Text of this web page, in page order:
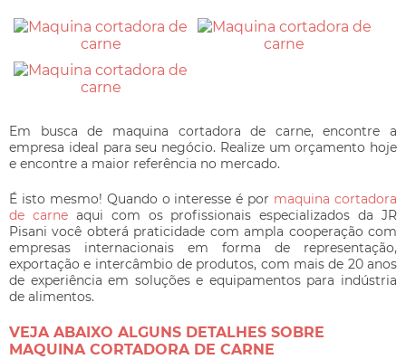
Em busca de maquina cortadora de carne, encontre a
empresa ideal para seu negócio. Realize um orçamento hoje
e encontre a maior referência no mercado.
É isto mesmo! Quando o interesse é por maquina cortadora
de carneaqui com os profissionais especializados da JR
Pisani você obterá praticidade com ampla cooperação com
empresas internacionais em forma de representação,
exportação e intercâmbio de produtos, com mais de 20 anos
de experiência em soluções e equipamentos para indústria
de alimentos.
VEJA ABAIXO ALGUNS DETALHES SOBRE
MAQUINA CORTADORA DE CARNE